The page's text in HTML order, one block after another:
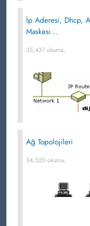
İp Aderesi, Dhcp,
Maskesi...
35,437 okuma,
Ağ Topolojileri
34,520 okuma,